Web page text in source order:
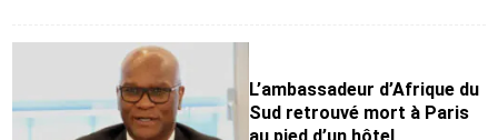
L’ambassadeur d’Afrique du
Sud retrouvé mort à Paris